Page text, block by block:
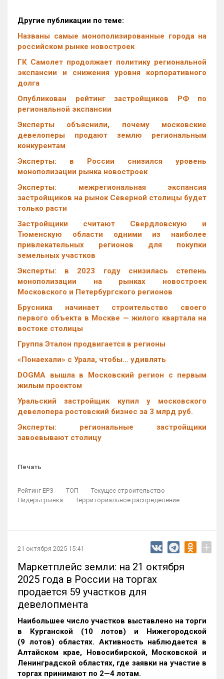
Другие публикации по теме:
Названы самые монополизированные города на
российском рынке новостроек
ГК Самолет продолжает политику региональной
экспансии и снижения уровня корпоративного
долга
Опубликован рейтинг застройщиков РФ по
региональной экспансии
Эксперты объяснили, почему московские
девелоперы продают землю региональным
конкурентам
Эксперты: в России снизился уровень
монополизации рынка новостроек
Эксперты: межрегиональная экспансия
застройщиков на рынок Северной столицы будет
только расти
Застройщики считают Свердловскую и
Тюменскую области одними из наиболее
привлекательных регионов для покупки
земельных участков
Эксперты: в 2023 году снизилась степень
монополизации на рынках новостроек
Московского и Петербургского регионов
Брусника начинает строительство своего
первого объекта в Москве — жилого квартала на
востоке столицы
Группа Эталон продвигается в регионы
«Понаехали» с Урала, чтобы… удивлять
DOGMA вышла в Московский регион с первым
жилым проектом
Уральский застройщик купил у московского
девелопера ростовский бизнес за 3 млрд руб.
Эксперты: региональные застройщики
завоевывают столицу
Печать
Рейтинг ЕРЗ ТОП
Текущее строительство
Лидеры рынка
Территориальное распределение
21 октября 2025 15:41 +
Маркетплейс земли: на 21 октября
2025 года в России на торгах
продается 59 участков для
девелопмента
Наибольшее число участков выставлено на торги
в Курганской (10 лотов) и Нижегородской
(9 лотов) областях. Активность наблюдается в
Алтайском крае, Новосибирской, Московской и
Ленинградской областях, где заявки на участие в
торгах принимают по 2—4 лотам.